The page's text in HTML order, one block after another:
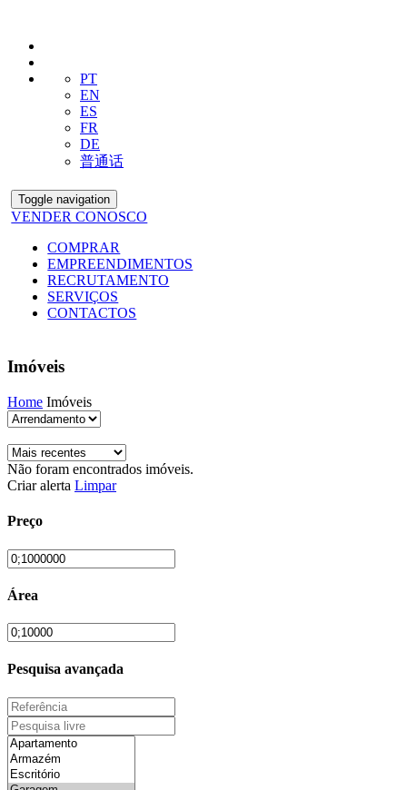
PT
EN
ES
FR
DE
普通话
Toggle navigation
VENDER CONOSCO
COMPRAR
EMPREENDIMENTOS
RECRUTAMENTO
SERVIÇOS
CONTACTOS
Imóveis
Home Imóveis
Não foram encontrados imóveis.
Criar alerta Limpar
Preço
Área
Pesquisa avançada